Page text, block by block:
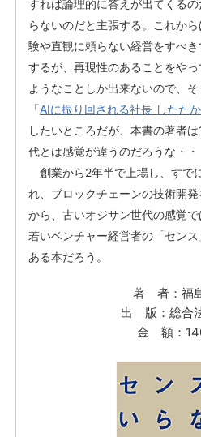
すれば論理的に答えが出てくる
らないのだと主張する。これか
験や直観に頼らない経営をすべ
するが、再現性のあることをや
ようなことしか出来ないので、
「AIに振り回される社長 したた
したいところだが、本書の著者
代とは感覚が違うのだろうな・・
創業から2年半で上場し、すで
れ、ブロックチェーンの技術開
から、古いオジサン世代の感覚で
若いベンチャー経営者の「セン
ある本だろう。
著 者：福
出 版：総合
金 額：